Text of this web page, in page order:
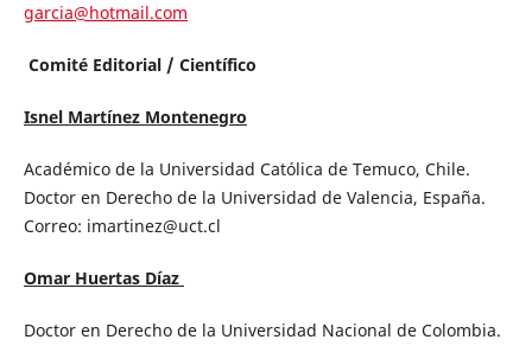
garcia@hotmail.com
Comité Editorial / Científico
Isnel Martínez Montenegro
Académico de la Universidad Católica de Temuco, Chile.
Doctor en Derecho de la Universidad de Valencia, España.
Correo: imartinez@uct.cl
Omar Huertas Díaz
Doctor en Derecho de la Universidad Nacional de Colombia.